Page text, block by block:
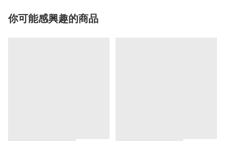
你可能感興趣的商品